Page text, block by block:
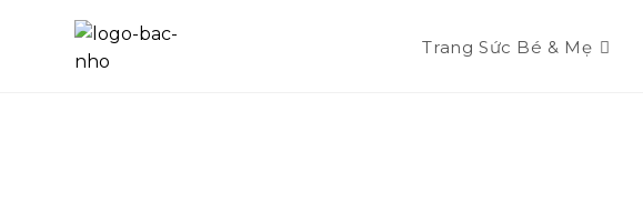
Trang Sức Bé & Mẹ